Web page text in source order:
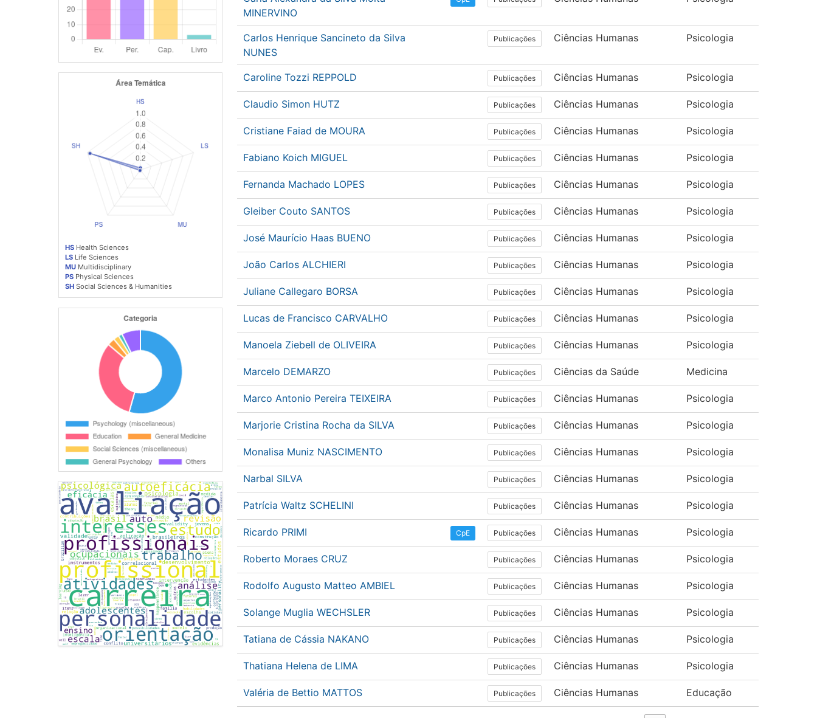
HS Health Sciences
LS Life Sciences
MU Multidisciplinary
PS Physical Sciences
SH Social Sciences & Humanities
MINERVINO
Carlos Henrique Sancineto da Silva
NUNES
Publicações Ciências Humanas Psicologia
Caroline Tozzi REPPOLD Publicações Ciências Humanas Psicologia
Claudio Simon HUTZ Publicações Ciências Humanas Psicologia
Cristiane Faiad de MOURA Publicações Ciências Humanas Psicologia
Fabiano Koich MIGUEL Publicações Ciências Humanas Psicologia
Fernanda Machado LOPES Publicações Ciências Humanas Psicologia
Gleiber Couto SANTOS Publicações Ciências Humanas Psicologia
José Maurício Haas BUENO Publicações Ciências Humanas Psicologia
João Carlos ALCHIERI Publicações Ciências Humanas Psicologia
Juliane Callegaro BORSA Publicações Ciências Humanas Psicologia
Lucas de Francisco CARVALHO Publicações Ciências Humanas Psicologia
Manoela Ziebell de OLIVEIRA Publicações Ciências Humanas Psicologia
Marcelo DEMARZO Publicações Ciências da Saúde Medicina
Marco Antonio Pereira TEIXEIRA Publicações Ciências Humanas Psicologia
Marjorie Cristina Rocha da SILVA Publicações Ciências Humanas Psicologia
Monalisa Muniz NASCIMENTO Publicações Ciências Humanas Psicologia
Narbal SILVA Publicações Ciências Humanas Psicologia
Patrícia Waltz SCHELINI Publicações Ciências Humanas Psicologia
Ricardo PRIMI CpE Publicações Ciências Humanas Psicologia
Roberto Moraes CRUZ Publicações Ciências Humanas Psicologia
Rodolfo Augusto Matteo AMBIEL Publicações Ciências Humanas Psicologia
Solange Muglia WECHSLER Publicações Ciências Humanas Psicologia
Tatiana de Cássia NAKANO Publicações Ciências Humanas Psicologia
Thatiana Helena de LIMA Publicações Ciências Humanas Psicologia
Valéria de Bettio MATTOS Publicações Ciências Humanas Educação